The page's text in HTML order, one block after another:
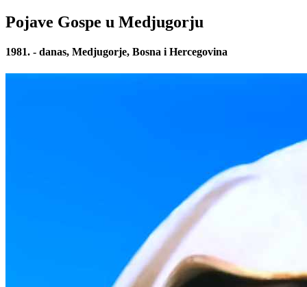
Pojave Gospe u Medjugorju
1981. - danas, Medjugorje, Bosna i Hercegovina